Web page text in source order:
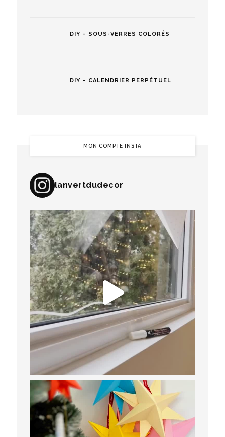
DIY – SOUS-VERRES COLORÉS
DIY – CALENDRIER PERPÉTUEL
MON COMPTE INSTA
lanvertdudecor